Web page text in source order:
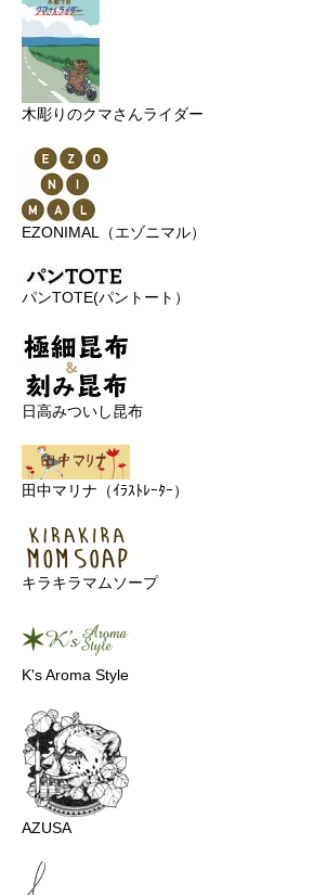
木彫りのクマさんライダー
EZONIMAL（エゾニマル）
パンTOTE(パントート）
日高みついし昆布
田中マリナ（ｲﾗｽﾄﾚｰﾀｰ）
キラキラマムソープ
K's Aroma Style
AZUSA